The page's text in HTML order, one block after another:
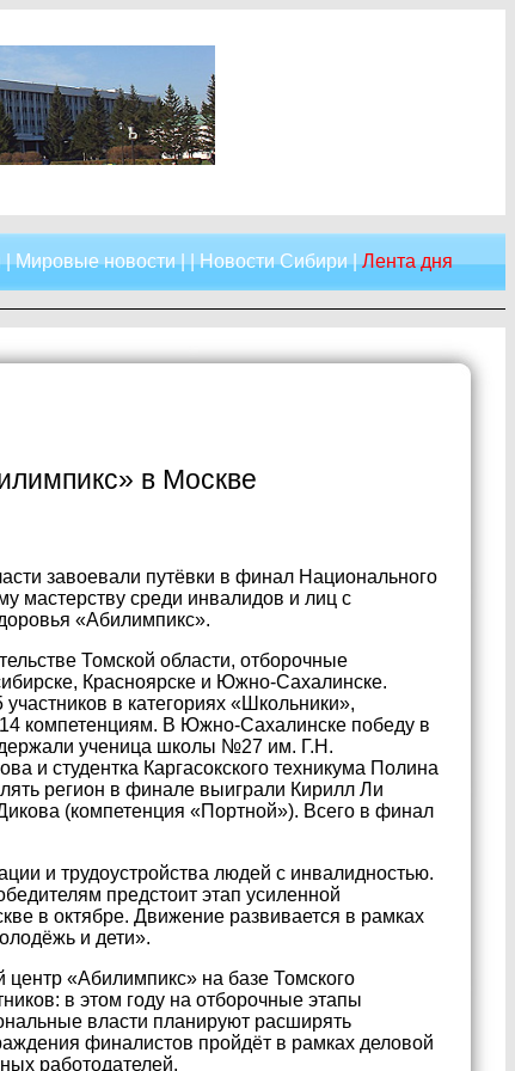
|Мировые новости| |Новости Сибири|Лента дня
в Москве
завоевали путёвки в финал Национального
мастерству среди инвалидов и лиц с
«Абилимпикс».
Томской области, отборочные
Красноярске и Южно-Сахалинске.
в категориях «Школьники»,
компетенциям. В Южно-Сахалинске победу в
ученица школы №27 им. Г.Н.
и студентка Каргасокского техникума Полина
регион в финале выиграли Кирилл Ли
(компетенция «Портной»). Всего в финал
и трудоустройства людей с инвалидностью.
предстоит этап усиленной
в октябре. Движение развивается в рамках
и дети».
центр «Абилимпикс» на базе Томского
в этом году на отборочные этапы
власти планируют расширять
финалистов пройдёт в рамках деловой
работодателей.